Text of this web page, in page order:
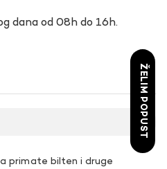
dana od 08h do 16h.
primate bilten i druge
ŽELIM POPUST